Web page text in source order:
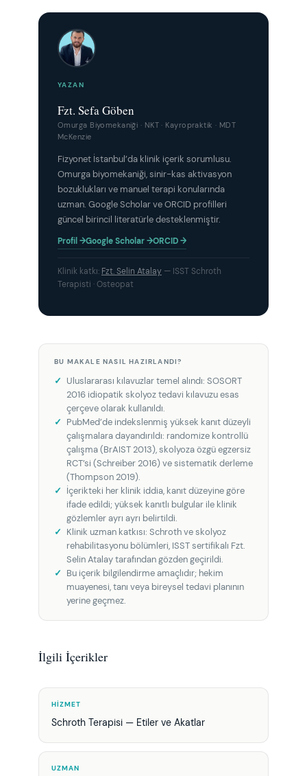
YAZAN
Fzt. Sefa Göben
Omurga Biyomekaniği · NKT · Kayropraktik · MDT
McKenzie
Fizyonet İstanbul’da klinik içerik sorumlusu.
Omurga biyomekaniği, sinir-kas aktivasyon
bozuklukları ve manuel terapi konularında
uzman. Google Scholar ve ORCID profilleri
güncel birincil literatürle desteklenmiştir.
Profil →Google Scholar →ORCID →
Klinik katkı: Fzt. Selin Atalay — ISST Schroth
Terapisti · Osteopat
BU MAKALE NASIL HAZIRLANDI?
Uluslararası kılavuzlar temel alındı: SOSORT
2016 idiopatik skolyoz tedavi kılavuzu esas
çerçeve olarak kullanıldı.
PubMed’de indekslenmiş yüksek kanıt düzeyli
çalışmalara dayandırıldı: randomize kontrollü
çalışma (BrAIST 2013), skolyoza özgü egzersiz
RCT’si (Schreiber 2016) ve sistematik derleme
(Thompson 2019).
İçerikteki her klinik iddia, kanıt düzeyine göre
ifade edildi; yüksek kanıtlı bulgular ile klinik
gözlemler ayrı ayrı belirtildi.
Klinik uzman katkısı: Schroth ve skolyoz
rehabilitasyonu bölümleri, ISST sertifikalı Fzt.
Selin Atalay tarafından gözden geçirildi.
Bu içerik bilgilendirme amaçlıdır; hekim
muayenesi, tanı veya bireysel tedavi planının
yerine geçmez.
İlgili İçerikler
HIZMET
Schroth Terapisi — Etiler ve Akatlar
UZMAN